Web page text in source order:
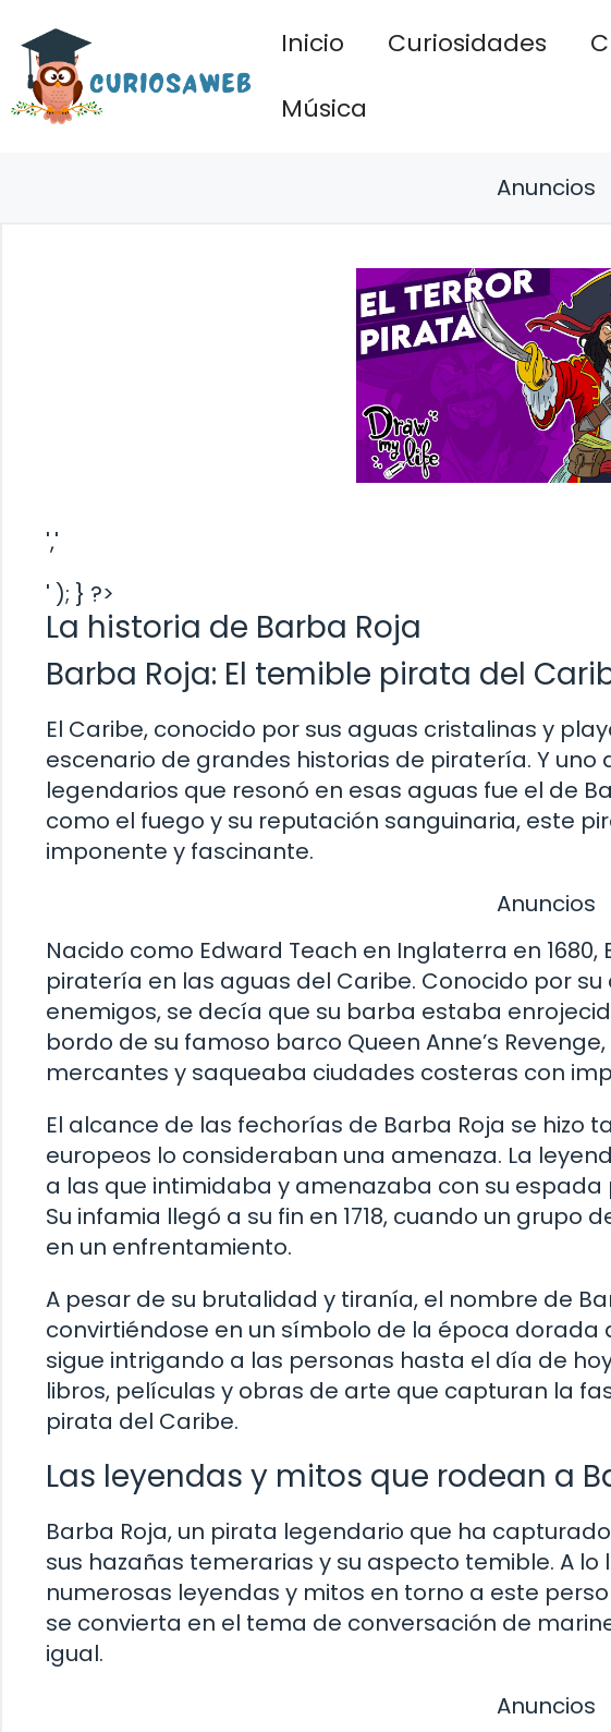
contenido
Inicio Curiosidades
Música
Anuncios
','
' ); } ?>
La historia de Barba Roja
Barba Roja: El temible pirata del
El Caribe, conocido por sus aguas cristalinas y
escenario de grandes historias de piratería. Y
legendarios que resonó en esas aguas fue el de
como el fuego y su reputación sanguinaria, este
imponente y fascinante.
Anuncios
Nacido como Edward Teach en Inglaterra en
piratería en las aguas del Caribe. Conocido por
enemigos, se decía que su barba estaba
bordo de su famoso barco Queen Anne’s
mercantes y saqueaba ciudades costeras con
El alcance de las fechorías de Barba Roja se hizo
europeos lo consideraban una amenaza. La
a las que intimidaba y amenazaba con su
Su infamia llegó a su fin en 1718, cuando un
en un enfrentamiento.
A pesar de su brutalidad y tiranía, el nombre de
convirtiéndose en un símbolo de la época dorada
sigue intrigando a las personas hasta el día de
libros, películas y obras de arte que capturan la
pirata del Caribe.
Las leyendas y mitos que rodean a
Barba Roja, un pirata legendario que ha
sus hazañas temerarias y su aspecto temible. A lo
numerosas leyendas y mitos en torno a este
se convierta en el tema de conversación de
igual.
Anuncios